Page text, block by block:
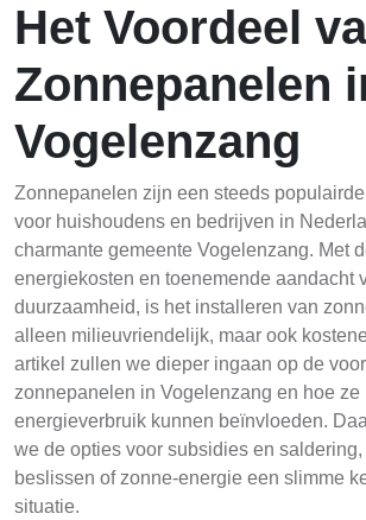
Het Voordeel
Zonnepanelen
Vogelenzang
Zonnepanelen zijn een steeds
voor huishoudens en bedrijven in
charmante gemeente Vogelenzang. Met
energiekosten en toenemende aandacht
duurzaamheid, is het installeren van
alleen milieuvriendelijk, maar ook
artikel zullen we dieper ingaan op de
zonnepanelen in Vogelenzang en hoe ze
energieverbruik kunnen beïnvloeden.
we de opties voor subsidies en
beslissen of zonne-energie een slimme
situatie.